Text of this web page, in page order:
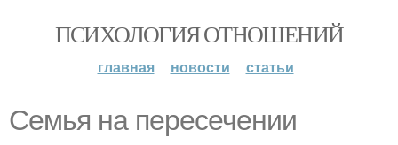
ПСИХОЛОГИЯ ОТНОШЕНИЙ
главная новости статьи
Семья на пересечении